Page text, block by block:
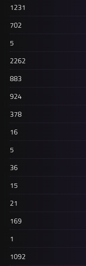
1231
702
5
2262
883
924
378
16
5
36
15
21
169
1
1092